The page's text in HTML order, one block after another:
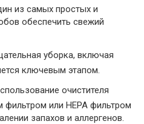
из самых простых и
обеспечить свежий
уборка, включая
ключевым этапом.
очистителя
фильтром или HEPA фильтром
запахов и аллергенов.